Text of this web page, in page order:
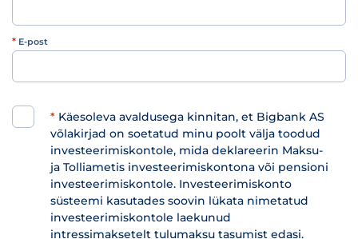
* E-post
* Käesoleva avaldusega kinnitan, et Bigbank AS
võlakirjad on soetatud minu poolt välja toodud
investeerimiskontole, mida deklareerin Maksu-
ja Tolliametis investeerimiskontona või pensioni
investeerimiskontole. Investeerimiskonto
süsteemi kasutades soovin lükata nimetatud
investeerimiskontole laekunud
intressimaksetelt tulumaksu tasumist edasi.